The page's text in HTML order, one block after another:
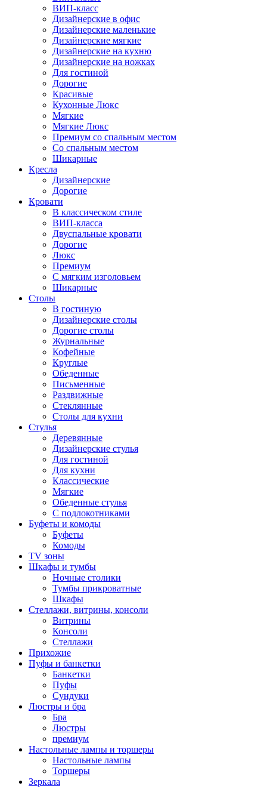
ВИП-класс
Дизайнерские в офис
Дизайнерские маленькие
Дизайнерские мягкие
Дизайнерские на кухню
Дизайнерские на ножках
Для гостиной
Дорогие
Красивые
Кухонные Люкс
Мягкие
Мягкие Люкс
Премиум со спальным местом
Со спальным местом
Шикарные
Кресла
Дизайнерские
Дорогие
Кровати
В классическом стиле
ВИП-класса
Двуспальные кровати
Дорогие
Люкс
Премиум
С мягким изголовьем
Шикарные
Столы
В гостиную
Дизайнерские столы
Дорогие столы
Журнальные
Кофейные
Круглые
Обеденные
Письменные
Раздвижные
Стеклянные
Столы для кухни
Стулья
Деревянные
Дизайнерские стулья
Для гостиной
Для кухни
Классические
Мягкие
Обеденные стулья
С подлокотниками
Буфеты и комоды
Буфеты
Комоды
TV зоны
Шкафы и тумбы
Ночные столики
Тумбы прикроватные
Шкафы
Стеллажи, витрины, консоли
Витрины
Консоли
Стеллажи
Прихожие
Пуфы и банкетки
Банкетки
Пуфы
Сундуки
Люстры и бра
Бра
Люстры
премиум
Настольные лампы и торшеры
Настольные лампы
Торшеры
Зеркала